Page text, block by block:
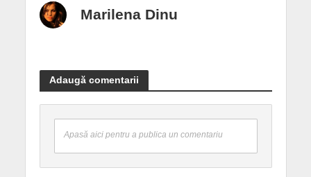
Marilena Dinu
Adaugă comentarii
Apasă aici pentru a publica un comentariu